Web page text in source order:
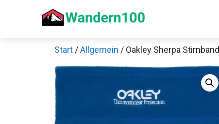
Start /Allgemein / Oakley Sherpa Stirnband